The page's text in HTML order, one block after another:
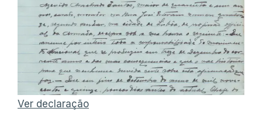
Ver declaração